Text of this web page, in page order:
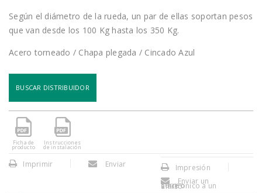
Según el diámetro de la rueda, un par de ellas soportan pesos
que van desde los 100 Kg hasta los 350 Kg.
Acero torneado / Chapa plegada / Cincado Azul
BUSCAR DISTRIBUIDOR
Ficha de
producto
Instrucciones
de instalación
Imprimir Enviar
Impresión
Enviar un
correo electronico a un amigo